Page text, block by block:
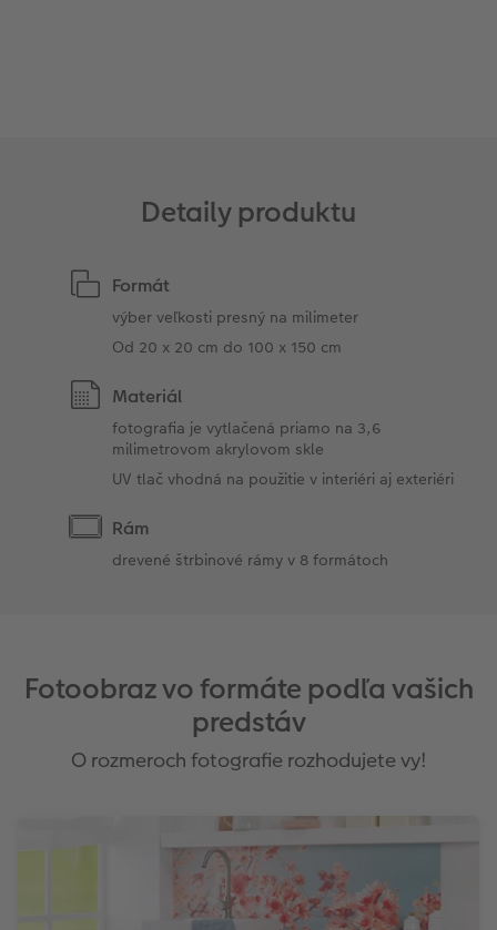
Detaily produktu
Formát
výber veľkosti presný na milimeter
Od 20 x 20 cm do 100 x 150 cm
Materiál
fotografia je vytlačená priamo na 3,6
milimetrovom akrylovom skle
UV tlač vhodná na použitie v interiéri aj exteriéri
Rám
drevené štrbinové rámy v 8 formátoch
Fotoobraz vo formáte podľa vašich
predstáv
O rozmeroch fotografie rozhodujete vy!